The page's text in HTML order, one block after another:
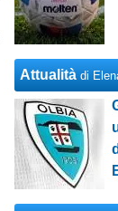
Attualità di